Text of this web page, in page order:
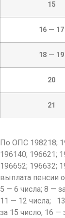
15
16 — 17
18 — 19
20
21
По ОПС 198218;
196140; 196621;
196652; 196632;
выплата пенсии
5 — 6 числа; 8 —
11 — 12 числа;
за 15 число; 16 —